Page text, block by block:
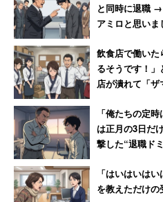
決断力は筋肉と同じで、日々
ていくことができます。会議
ようとしても、急には力を発
場面、ランチのメニューを決
に、「3秒以内に決める」練習
こうした小さな決断の積み重
う自己効力感を育んでいきま
スができるようになれば、い
驚くほどスムーズに行えるよ
と同時に退職
アミロと思いま
飲食店で働い
るそうです！」
店が潰れて「ザ
「俺たちの定
は正月の3日だ
撃した“退職ド
「はいはいは
を教えただけ